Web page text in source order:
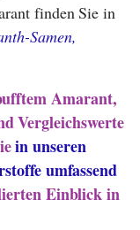
finden Sie in
Samen,
Amarant,
Vergleichswerte
in unseren
umfassend
Einblick in